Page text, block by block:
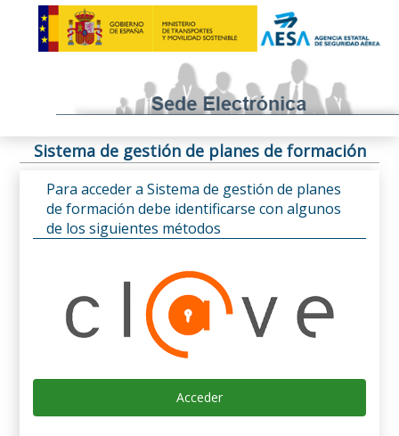
Sistema de gestión de planes de formación
Para acceder a Sistema de gestión de planes
de formación debe identificarse con algunos
de los siguientes métodos
Acceder